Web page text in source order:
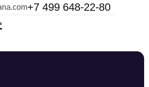
+7 499 648-22-80